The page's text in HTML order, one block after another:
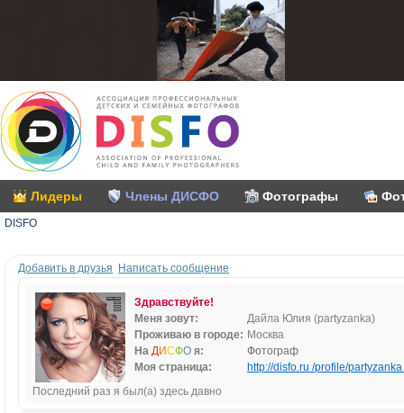
Лидеры Члены ДИСФО Фотографы
DISFO
Добавить в друзья Написать сообщение
Здравствуйте!
Меня зовут:
Дайла Юлия (partyzanka)
Проживаю в городе: Москва
На ДИСФО я:
Фотограф
Моя страница:
http://disfo.ru /profile/partyzanka
Последний раз я был(а) здесь давно